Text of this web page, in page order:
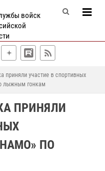
войск
приняли участие в спортивных
лыжным гонкам
ПРИНЯЛИ
ПО